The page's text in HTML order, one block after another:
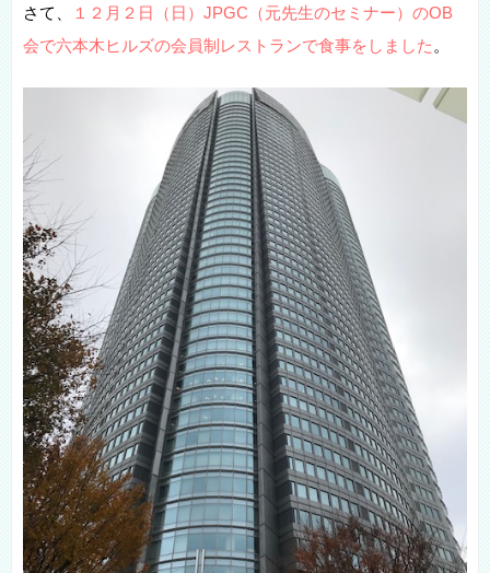
さて、
１２月２日（日）JPGC（元先生のセミナー）のOB
会で六本木ヒルズの会員制レストランで食事をしました 。